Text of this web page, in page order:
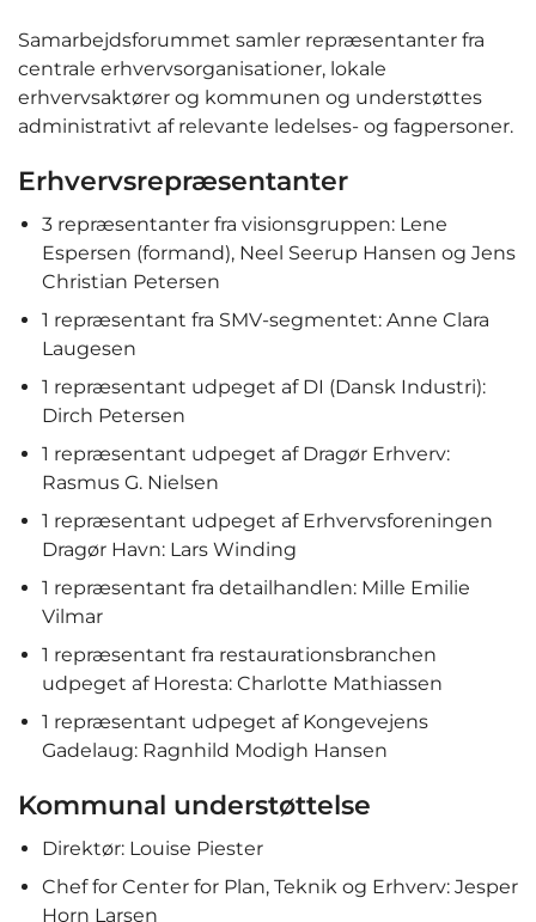
Samarbejdsforummet samler repræsentanter fra
centrale erhvervsorganisationer, lokale
erhvervsaktører og kommunen og understøttes
administrativt af relevante ledelses- og fagpersoner.
Erhvervsrepræsentanter
3 repræsentanter fra visionsgruppen: Lene
Espersen (formand), Neel Seerup Hansen og Jens
Christian Petersen
1 repræsentant fra SMV-segmentet: Anne Clara
Laugesen
1 repræsentant udpeget af DI (Dansk Industri):
Dirch Petersen
1 repræsentant udpeget af Dragør Erhverv:
Rasmus G. Nielsen
1 repræsentant udpeget af Erhvervsforeningen
Dragør Havn: Lars Winding
1 repræsentant fra detailhandlen: Mille Emilie
Vilmar
1 repræsentant fra restaurationsbranchen
udpeget af Horesta: Charlotte Mathiassen
1 repræsentant udpeget af Kongevejens
Gadelaug: Ragnhild Modigh Hansen
Kommunal understøttelse
Direktør: Louise Piester
Chef for Center for Plan, Teknik og Erhverv: Jesper
Horn Larsen